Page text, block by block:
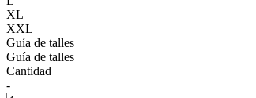
XL
XXL
Guía de talles
Guía de talles
Cantidad
-